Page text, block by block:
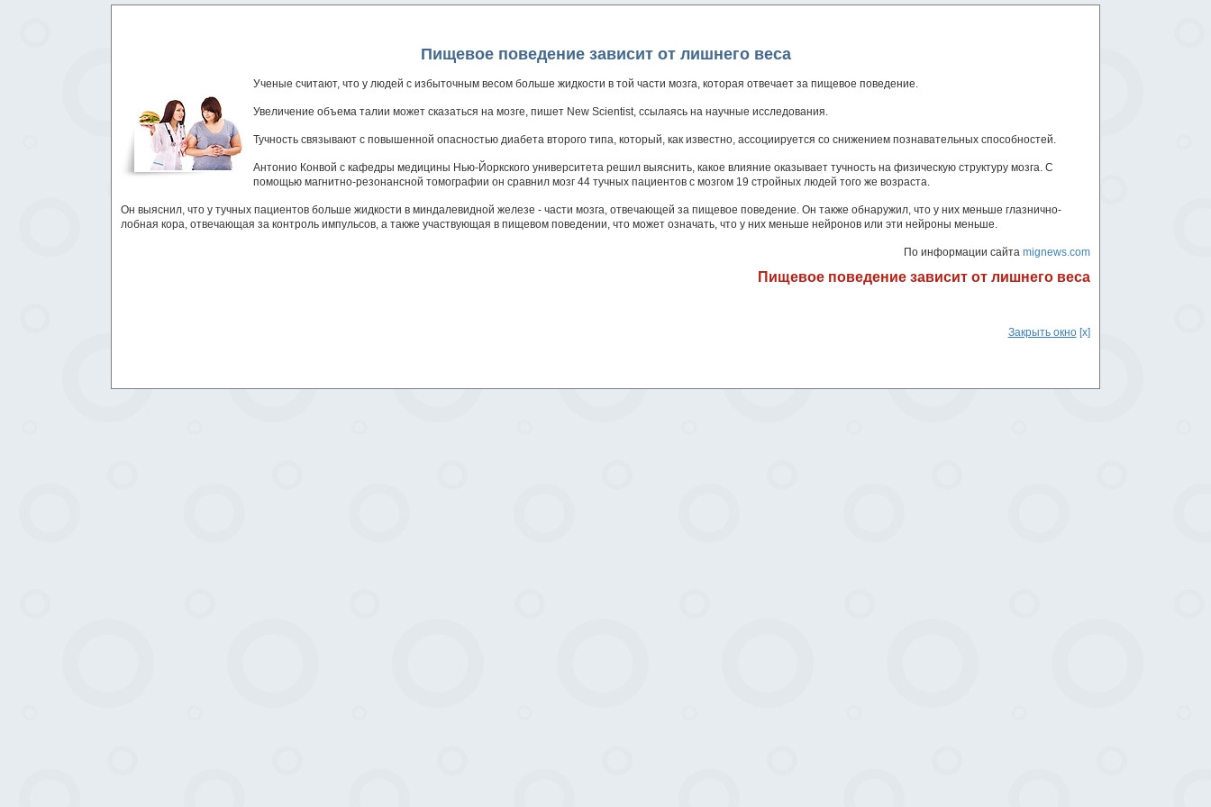
Пищевое поведение зависит от лишнего веса
Ученые считают, что у людей с избыточным весом больше жидкости в той части мозга, которая отвечает за пищевое поведение.
Увеличение объема талии может сказаться на мозге, пишет New Scientist, ссылаясь на научные исследования.
Тучность связывают с повышенной опасностью диабета второго типа, который, как известно, ассоциируется со снижением познавательных способностей.
Антонио Конвой с кафедры медицины Нью-Йоркского университета решил выяснить, какое влияние оказывает тучность на физическую структуру мозга. С
помощью магнитно-резонансной томографии он сравнил мозг 44 тучных пациентов с мозгом 19 стройных людей того же возраста.
Он выяснил, что у тучных пациентов больше жидкости в миндалевидной железе - части мозга, отвечающей за пищевое поведение. Он также обнаружил, что у них меньше глазнично-
лобная кора, отвечающая за контроль импульсов, а также участвующая в пищевом поведении, что может означать, что у них меньше нейронов или эти нейроны меньше.
По информации сайта mignews.com
Пищевое поведение зависит от лишнего веса
Закрыть окно[x]